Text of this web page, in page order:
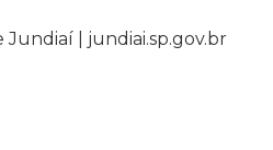
| jundiai.sp.gov.br